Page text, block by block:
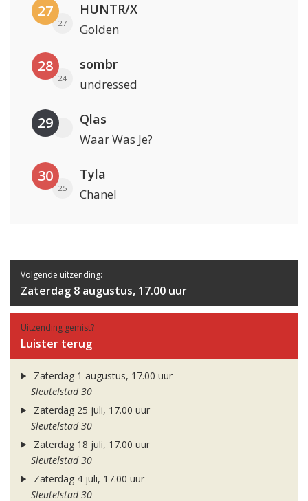
27
27
HUNTR/X
Golden
28
24
sombr
undressed
29 Qlas
Waar Was Je?
30
25
Tyla
Chanel
Volgende uitzending:
Zaterdag 8 augustus, 17.00 uur
Uitzending gemist?
Luister terug
Zaterdag 1 augustus, 17.00 uur
Sleutelstad 30
Zaterdag 25 juli, 17.00 uur
Sleutelstad 30
Zaterdag 18 juli, 17.00 uur
Sleutelstad 30
Zaterdag 4 juli, 17.00 uur
Sleutelstad 30